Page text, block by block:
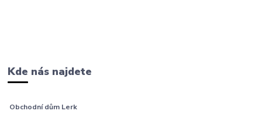
Kde nás najdete
Obchodní dům Lerk